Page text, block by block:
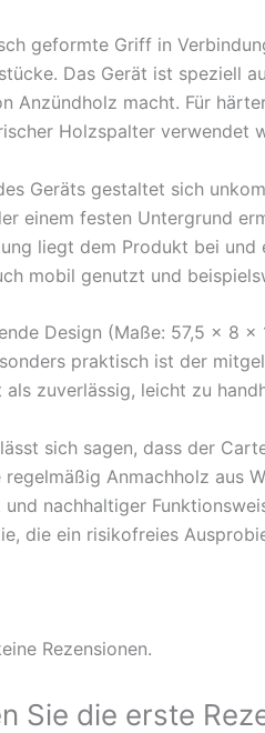
geformte Griff in
Das Gerät ist speziell
Anzündholz macht. Für
Holzspalter verwendet
Geräts gestaltet sich
einem festen Untergrund
liegt dem Produkt bei
mobil genutzt und
Design (Maße: 57,5 x 8
praktisch ist der
als zuverlässig, leicht zu
sich sagen, dass der
Anmachholz aus
und nachhaltiger
die ein risikofreies
Rezensionen.
Sie die erste